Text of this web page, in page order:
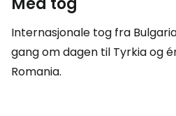
Internasjonale tog fra
gang om dagen til Tyrkia og
Romania.